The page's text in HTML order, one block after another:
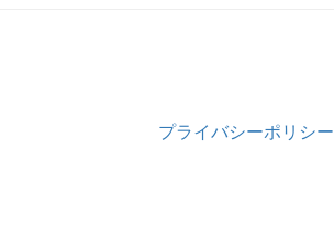
プライバシーポリシー